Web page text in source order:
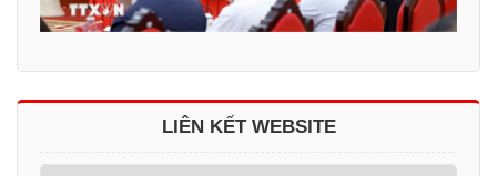
LIÊN KẾT WEBSITE